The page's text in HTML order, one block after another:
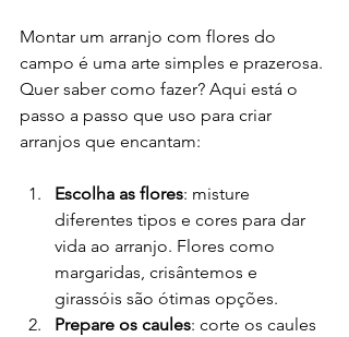
Montar um arranjo com flores do
campo é uma arte simples e prazerosa.
Quer saber como fazer? Aqui está o
passo a passo que uso para criar
arranjos que encantam:
Escolha as flores: misture
diferentes tipos e cores para dar
vida ao arranjo. Flores como
margaridas, crisântemos e
girassóis são ótimas opções.
Prepare os caules: corte os caules